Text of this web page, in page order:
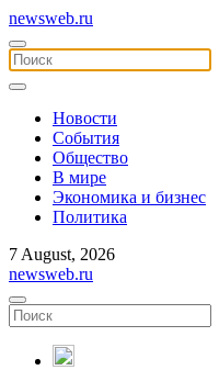
newsweb.ru
Новости
События
Общество
В мире
Экономика и бизнес
Политика
7 August, 2026
newsweb.ru